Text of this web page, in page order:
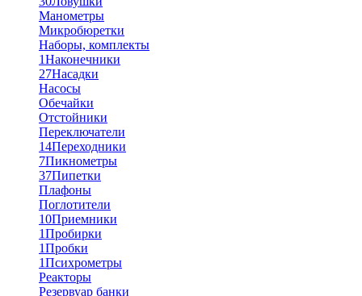
Манометры
Микробюретки
Наборы, комплекты
1Наконечники
27Насадки
Насосы
Обечайки
Отстойники
Переключатели
14Переходники
7Пикнометры
37Пипетки
Плафоны
Поглотители
10Приемники
1Пробирки
1Пробки
1Психрометры
Реакторы
Резервуар банки